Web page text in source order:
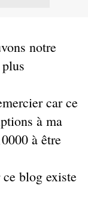
notre
car ce
à ma
à être
blog existe